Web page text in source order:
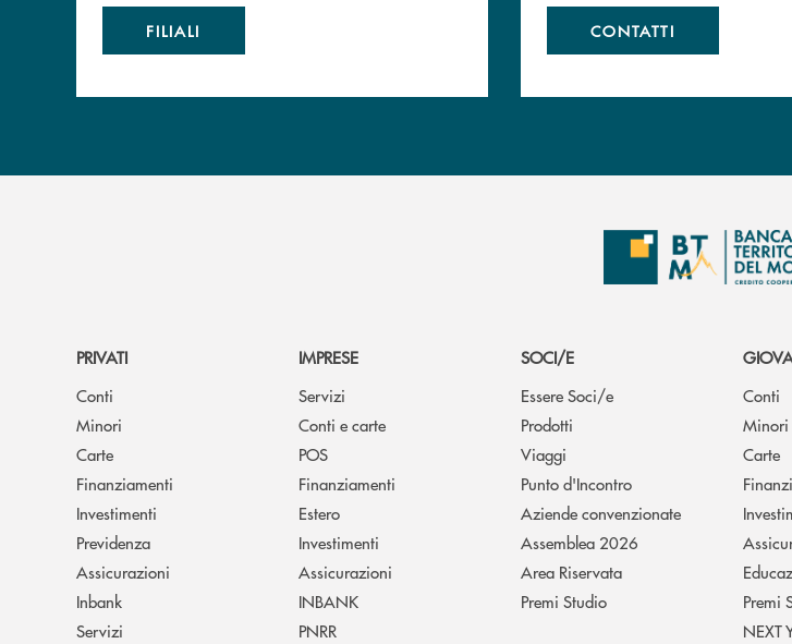
FILIALI CONTATTI
PRIVATI
Conti
Minori
Carte
Finanziamenti
Investimenti
Previdenza
Assicurazioni
Inbank
Servizi
IMPRESE
Servizi
Conti e carte
POS
Finanziamenti
Estero
Investimenti
Assicurazioni
INBANK
PNRR
SOCI/E
Essere Soci/e
Prodotti
Viaggi
Punto d'Incontro
Aziende convenzionate
Assemblea 2026
Area Riservata
Premi Studio
Conti
Minori
Carte
Premi
NEXT